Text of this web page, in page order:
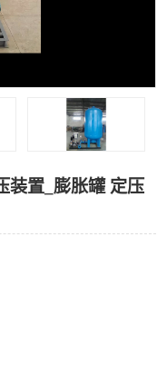
装置_膨胀罐 定压